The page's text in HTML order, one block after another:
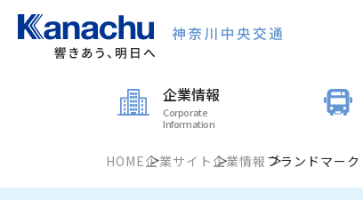
企業情報
Corporate
Information
HOME企業サイト 企業情報 ブランドマーク